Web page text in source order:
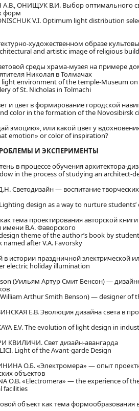
ОНИЩУК В.И. Выбор оптимального
форм
ONISCHUK V.I. Optimum light distribution
художественном образе
and artistic image of religious
среды храма-музея на примере
Николая в Толмачах
light environment of the temple-Museum
of St. Nicholas in Tolmachi
и цвет в формирование городской
color in the formation of the Novosibirsk
эмоцию», или какой цвет у
emotion» or color of inspiration?
И ЭКСПЕРИМЕНТЫ
в процессе обучения архитектора-
in the process of studying an architect-
Светодизайн — воспитание
Lighting design as a way to nurture
тема проектирования авторской
имени В.А. Фаворского
design theme of the author’s book by
after V.A. Favorsky
в истории праздничной электрической
electric holiday illumination
(Уильям Артур Смит Бенсон) —
(William Arthur Smith Benson) — designer
Е.В. Эволюция дизайна света в
E.V. The evolution of light design in
КВИЛИЧИ. Свет дизайн-авангарда
Light of the Avant-garde Design
О.Б. «Электромера» — опыт
объектов
O.B. «Electromera» — the experience of
facilities
объект как тема формообразования